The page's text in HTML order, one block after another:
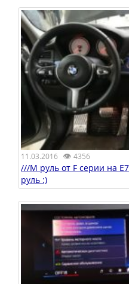
11.03.2016 👁 4356
///M руль от F серии на
руль :)